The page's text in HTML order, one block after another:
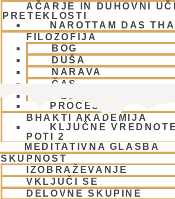
AČARJE IN DUHOVNI
PRETEKLOSTI
NAROTTAM DAS
FILOZOFIJA
BOG
DUŠA
NARAVA
ČAS
PROCES
BHAKTI AKADEMIJA
KLJUČNE
POTI 2
MEDITATIVNA GLASBA
SKUPNOST
IZOBRAŽEVANJE
VKLJUČI SE
DELOVNE SKUPINE